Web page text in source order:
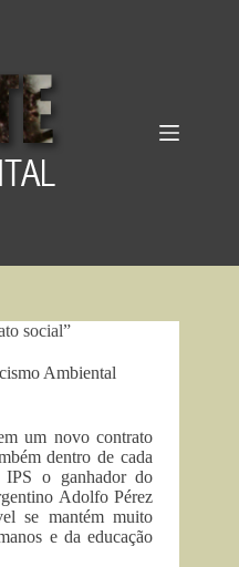
social”
Ambiental
um novo contrato
dentro de cada
IPS o ganhador do
Adolfo Pérez
se mantém muito
e da educação